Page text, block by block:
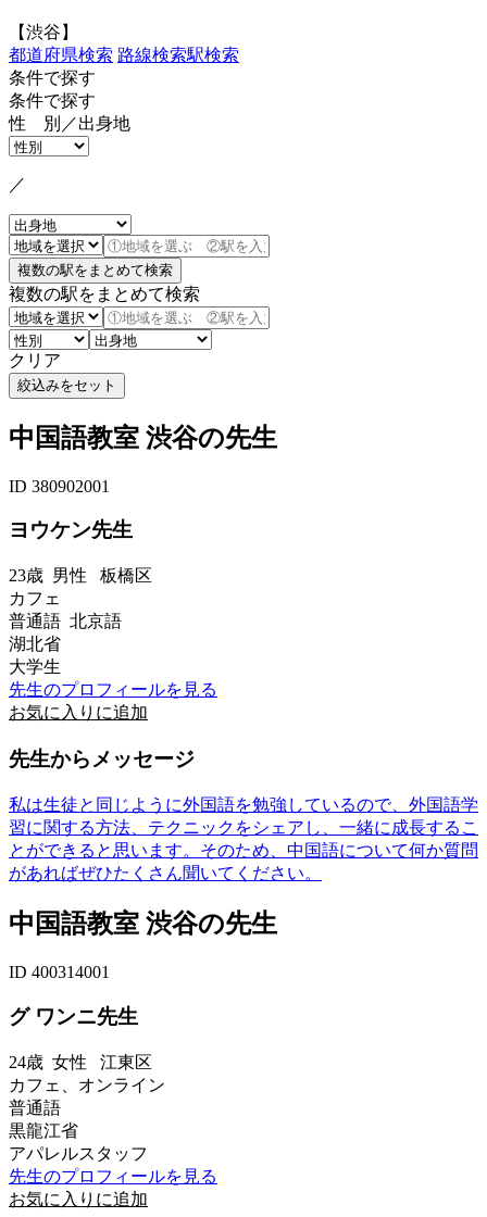
【渋谷】
都道府県検索 路線検索駅検索
条件で探す
条件で探す
性 別／出身地
／
複数の駅をまとめて検索
クリア
中国語教室 渋谷の先生
ID 380902001
ヨウケン先生
23歳 男性 板橋区
カフェ
普通語 北京語
湖北省
大学生
先生のプロフィールを見る
お気に入りに追加
先生からメッセージ
私は生徒と同じように外国語を勉強しているので、外国語学
習に関する方法、テクニックをシェアし、一緒に成長するこ
とができると思います。そのため、中国語について何か質問
があればぜひたくさん聞いてください。
中国語教室 渋谷の先生
ID 400314001
グ ワンニ先生
24歳 女性 江東区
カフェ、オンライン
普通語
黒龍江省
アパレルスタッフ
先生のプロフィールを見る
お気に入りに追加